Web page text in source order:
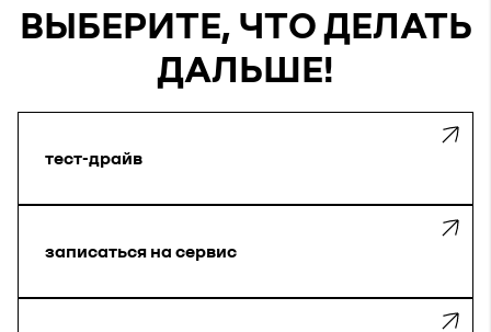
ВЫБЕРИТЕ, ЧТО ДЕЛАТЬ
ДАЛЬШЕ!
тест-драйв
записаться на сервис